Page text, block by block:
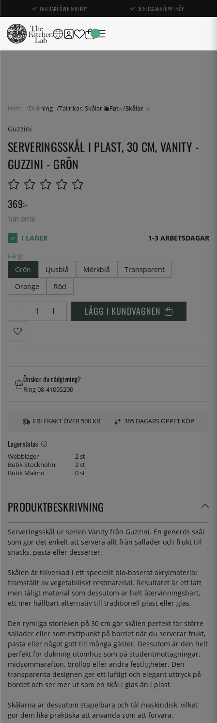
FRI FRAKT ÖVER 500 KR* 365 DAGARS ÖPPET KÖP
Hem Dukning Tallrikar, Skålar & Fat Skålar
Guzzini
SERVERINGSSKÅL I PLAST, 30 CM, VANITY -
GUZZINI - GRÖN
369:-
1791-34118
1-3 ARBETSDAGAR
Färg:
Grön
Ljusblå Mörkblå
Transparent
Orange
Röd
LÄGG I KUNDVAGNEN
Lagerstatus
Webblager
2 st
Butik Stockholm
2 st
Butik Malmö
0 st
Önskar du rådgivning?
Ring 08-41095200
FRI FRAKT ÖVER 500 KR 365 DAGARS ÖPPET KÖP
PRODUKTBESKRIVNING
Serveringsskål ur serien Vanity från Guzzini. En generös skål
som gör det enkelt att servera allt från sallader och frukt till
snacks, pasta eller desserter.
Skålen är tillverkad i ett speciellt bio-baserat akrylmaterial
framställt av vegetabiliskt restmaterial. Resultatet är ett lätt
men tåligt material som dessutom är helt återvinningsbart,
ett mer hållbart alternativ till traditionell plast eller glas.
Den rymliga storleken på 30 cm gör skålen perfekt för större
sallader eller som mittpunkt på bordet när du serverar frukt,
pasta eller något gott till många gäster. Dessutom är den helt
perfekt för dukning utomhus som på studentmottagningar,
midsommarafton, bröllop eller andra festligheter. Den
transparenta designen ger ett luftigt och elegant uttryck på
bordet och ser mer ut som en skål i glas än i plast.
Skålarna är dessutom stapelbara och tål maskindisk, vilket
gör dem lika praktiska att använda som att förvara.